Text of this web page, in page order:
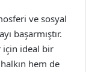
ve sosyal
başarmıştır.
için ideal bir
hem de